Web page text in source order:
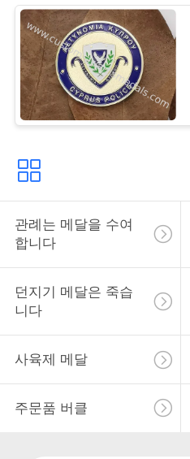
경
우
사
이
트
맵
PRIVACY
POLICY
관례는 메달을 수여
합니다
던지기 메달은 죽습
니다
사육제 메달
주문품 버클